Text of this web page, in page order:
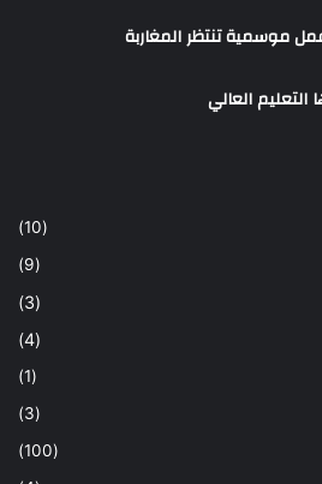
موسمية تنتظر المغاربة
التعليم العالي
(10)
(9)
(3)
(4)
(1)
(3)
(100)